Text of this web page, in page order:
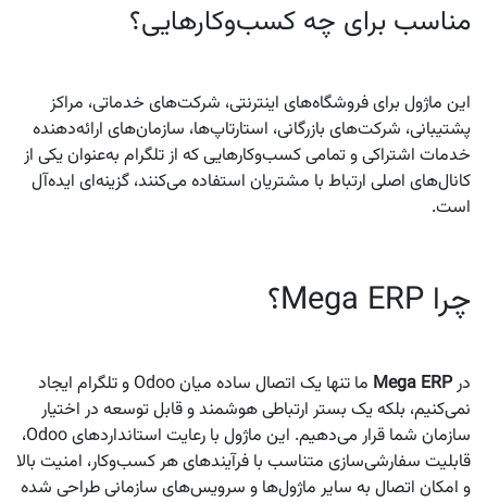
مناسب برای چه کسب‌وکارهایی؟
این ماژول برای فروشگاه‌های اینترنتی، شرکت‌های خدماتی، مراکز
پشتیبانی، شرکت‌های بازرگانی، استارتاپ‌ها، سازمان‌های ارائه‌دهنده
خدمات اشتراکی و تمامی کسب‌وکارهایی که از تلگرام به‌عنوان یکی از
کانال‌های اصلی ارتباط با مشتریان استفاده می‌کنند، گزینه‌ای ایده‌آل
است.
چرا Mega ERP؟
درMega ERP
ما تنها یک اتصال ساده میان Odoo و تلگرام ایجاد
نمی‌کنیم، بلکه یک بستر ارتباطی هوشمند و قابل توسعه در اختیار
سازمان شما قرار می‌دهیم. این ماژول با رعایت استانداردهای Odoo،
قابلیت سفارشی‌سازی متناسب با فرآیندهای هر کسب‌وکار، امنیت بالا
و امکان اتصال به سایر ماژول‌ها و سرویس‌های سازمانی طراحی شده